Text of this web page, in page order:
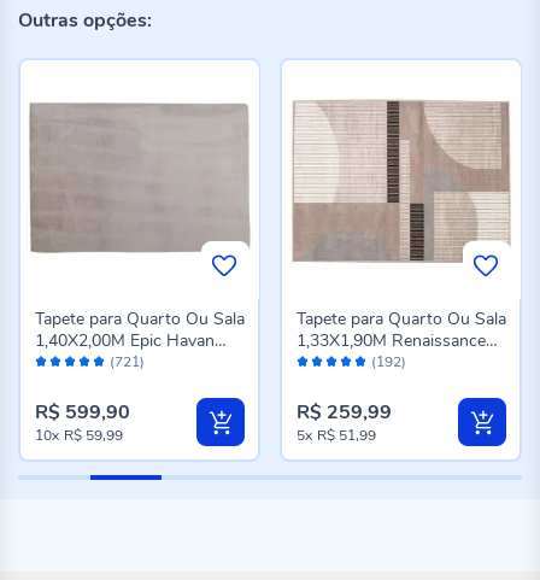
Outras opções:
Avaliação: (721)
Tapete para Quarto Ou Sala
1,40X2,00M Epic Havan
Casa - Cinza Novo
R$ 599,90
10x R$ 59,99
Avaliação: (192)
Tapete para Quarto Ou Sala
1,33X1,90M Renaissance
Havan Casa - Genova
R$ 259,99
5x R$ 51,99